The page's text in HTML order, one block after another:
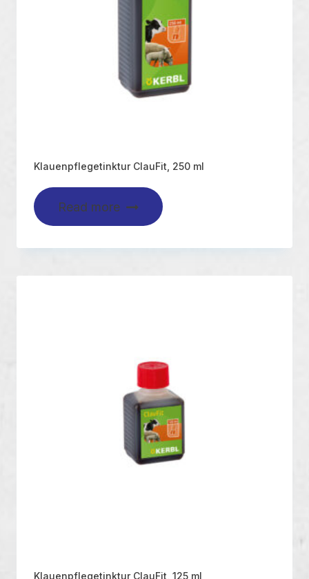
Klauenpflegetinktur ClauFit, 250 ml
Read more
Klauenpflegetinktur ClauFit, 125 ml